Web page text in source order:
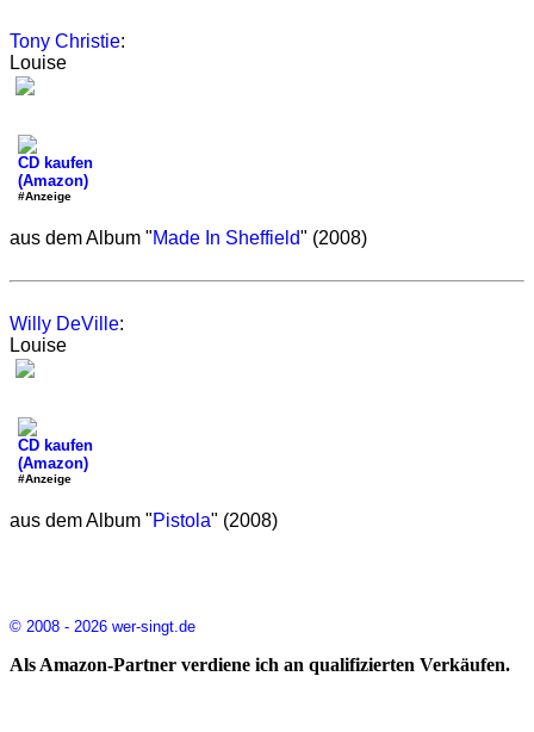
Tony Christie:
Louise
CD kaufen
(Amazon)
#Anzeige
aus dem Album "Made In Sheffield" (2008)
Willy DeVille:
Louise
CD kaufen
(Amazon)
#Anzeige
aus dem Album "Pistola" (2008)
© 2008 - 2026 wer-singt.de
Als Amazon-Partner verdiene ich an qualifizierten Verkäufen.